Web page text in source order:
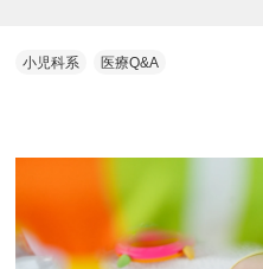
小児科系 医療Q&A